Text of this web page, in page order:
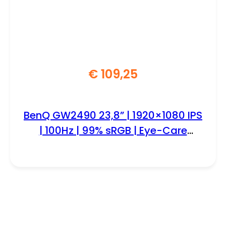
€109,25
BenQ GW2490 23,8” | 1920×1080 IPS
| 100Hz | 99% sRGB | Eye-Care